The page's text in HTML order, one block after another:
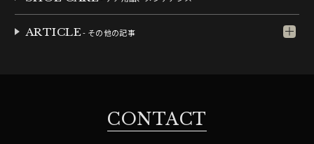
ARTICLE- その他の記事
CONTACT